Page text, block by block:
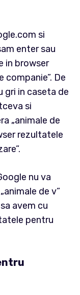
si
enter sau
in browser
companie”. De
in caseta de
si
„animale de
rezultatele
nu va
de v”
avem cu
pentru